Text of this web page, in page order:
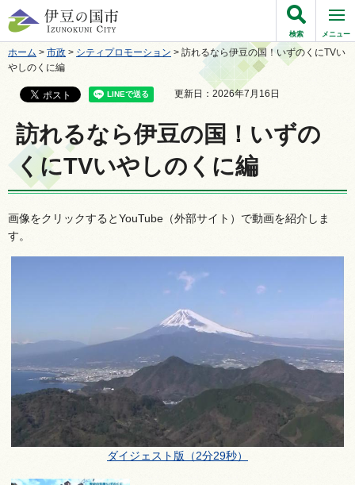
伊豆の国市
検索 メニュー
ホーム > 市政 > シティプロモーション > 訪れるなら伊豆の国！いずのくにTVい
やしのくに編
更新日：2026年7月16日
訪れるなら伊豆の国！いずの
くにTVいやしのくに編
画像をクリックするとYouTube（外部サイト）で動画を紹介しま
す。
ダイジェスト版（2分29秒）